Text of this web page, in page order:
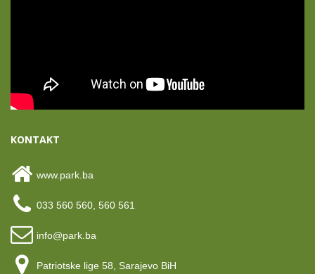
KONTAKT
www.park.ba
033 560 560, 560 561
info@park.ba
Patriotske lige 58, Sarajevo BiH